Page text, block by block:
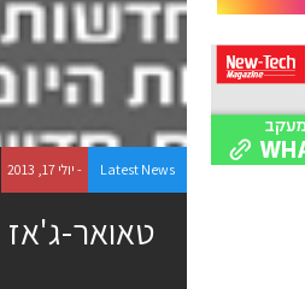
Latest News - יולי 17, 2013